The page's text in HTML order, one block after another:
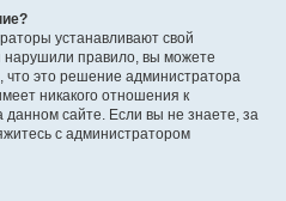
устанавливают свой
нарушили правило, вы можете
что это решение администратора
никакого отношения к
сайте. Если вы не знаете, за
с администратором